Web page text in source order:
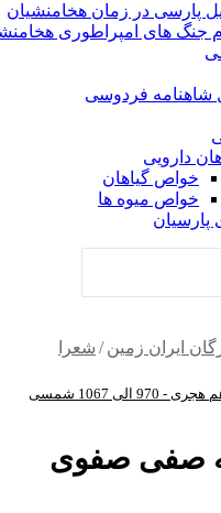
پارسی در زمان هخامنشیان
جنگ های امپراطوری
شاهنامه فردوسی
دارویی
خواص گیاهان
خواص میوه ها
ایران زمین / شعرا
الی 1067 شمسی
صفی صفوی